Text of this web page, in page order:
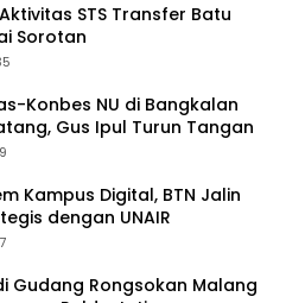
STS Transfer Batu
Sorotan
Konbes NU di Bangkalan
Gus Ipul Turun Tangan
Kampus Digital, BTN Jalin
dengan UNAIR
Gudang Rongsokan Malang